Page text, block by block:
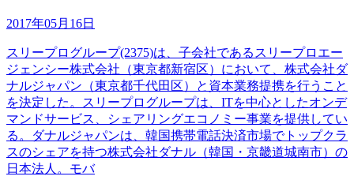
2017年05月16日
スリープログループ(2375)は、子会社であるスリープロエー
ジェンシー株式会社（東京都新宿区）において、株式会社ダ
ナルジャパン（東京都千代田区）と資本業務提携を行うこと
を決定した。スリープログループは、ITを中心としたオンデ
マンドサービス、シェアリングエコノミー事業を提供してい
る。ダナルジャパンは、韓国携帯電話決済市場でトップクラ
スのシェアを持つ株式会社ダナル（韓国・京畿道城南市）の
日本法人。モバ